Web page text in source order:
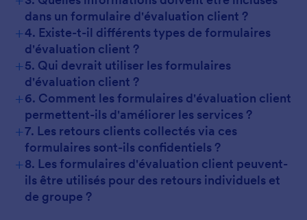
dans un formulaire d'évaluation client ?
+4. Existe-t-il différents types de formulaires
d'évaluation client ?
+5. Qui devrait utiliser les formulaires
d'évaluation client ?
+6. Comment les formulaires d'évaluation client
permettent-ils d'améliorer les services ?
+7. Les retours clients collectés via ces
formulaires sont-ils confidentiels ?
+8. Les formulaires d'évaluation client peuvent-
ils être utilisés pour des retours individuels et
de groupe ?